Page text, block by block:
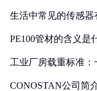
生活中常见的传感器
PE100管材的含义是
工业厂房载重标准
CONOSTAN公司简